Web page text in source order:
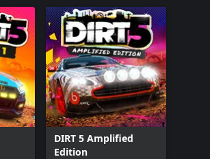
DIRT 5 Amplified
Edition